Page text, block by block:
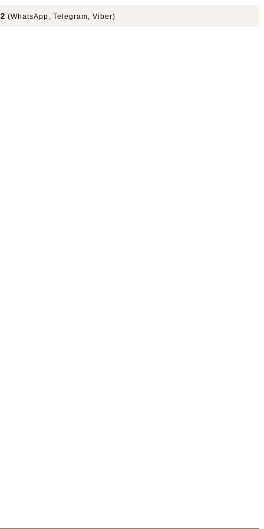
(WhatsApp, Telegram, Viber)